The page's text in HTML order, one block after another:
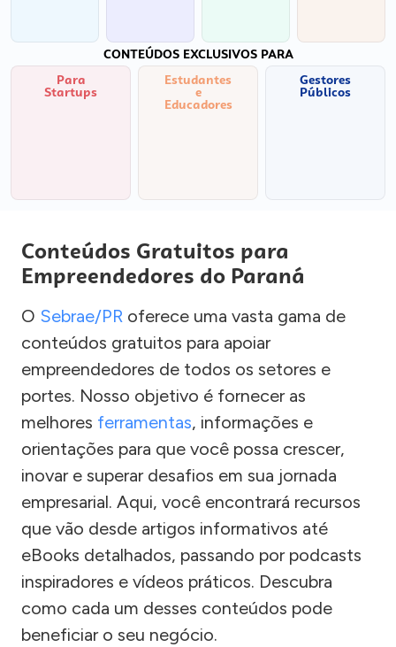
CONTEÚDOS EXCLUSIVOS PARA
Para
Startups
Estudantes
e
Educadores
Gestores
Públicos
Conteúdos Gratuitos para
Empreendedores do Paraná
O Sebrae/PR oferece uma vasta gama de
conteúdos gratuitos para apoiar
empreendedores de todos os setores e
portes. Nosso objetivo é fornecer as
melhores ferramentas, informações e
orientações para que você possa crescer,
inovar e superar desafios em sua jornada
empresarial. Aqui, você encontrará recursos
que vão desde artigos informativos até
eBooks detalhados, passando por podcasts
inspiradores e vídeos práticos. Descubra
como cada um desses conteúdos pode
beneficiar o seu negócio.